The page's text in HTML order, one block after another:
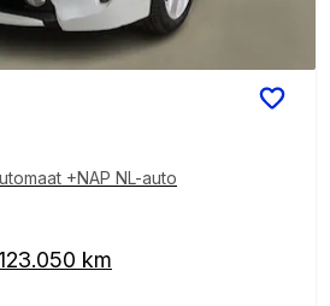
+NAP NL-auto
km